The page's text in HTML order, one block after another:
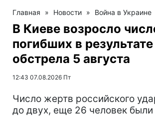
Главная » Новости » Война в Украине
В Киеве возросло
погибших в результате
обстрела 5 августа
12:43 07.08.2026 Пт
Число жертв российского
до двух, еще 26 человек